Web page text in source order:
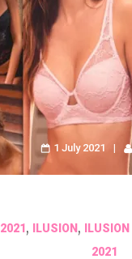
1 July 2021
2021, ILUSION,
2021